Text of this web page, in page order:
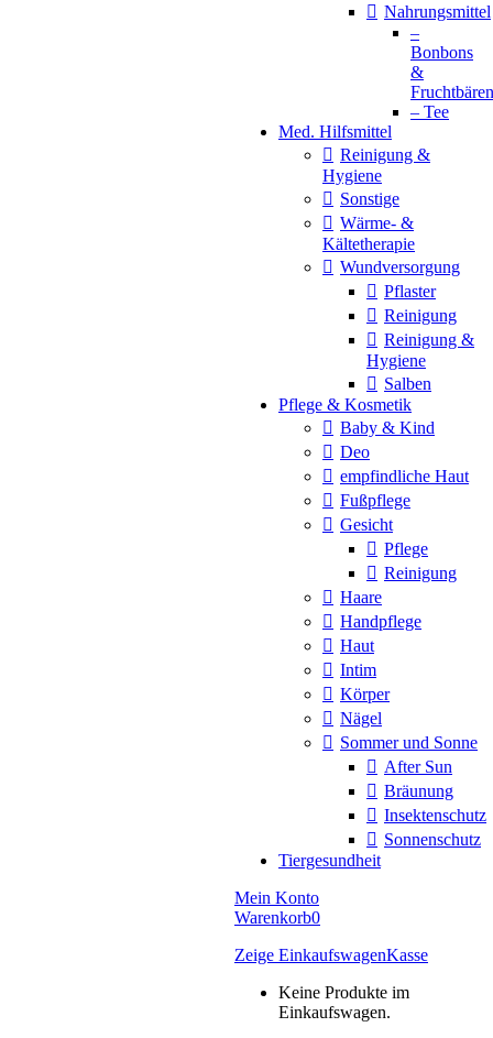
Nahrungsmittel
–
Bonbons
&
Fruchtbären
– Tee
Med. Hilfsmittel
Reinigung &
Hygiene
Sonstige
Wärme- &
Kältetherapie
Wundversorgung
Pflaster
Reinigung
Reinigung &
Hygiene
Salben
Pflege & Kosmetik
Baby & Kind
Deo
empfindliche Haut
Fußpflege
Gesicht
Pflege
Reinigung
Haare
Handpflege
Haut
Intim
Körper
Nägel
Sommer und Sonne
After Sun
Bräunung
Insektenschutz
Sonnenschutz
Tiergesundheit
Mein Konto
Warenkorb0
Zeige EinkaufswagenKasse
Keine Produkte im
Einkaufswagen.